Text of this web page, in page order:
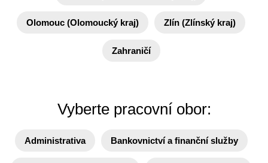
Olomouc (Olomoucký kraj) Zlín (Zlínský kraj)
Zahraničí
Vyberte pracovní obor:
Administrativa Bankovnictví a finanční služby